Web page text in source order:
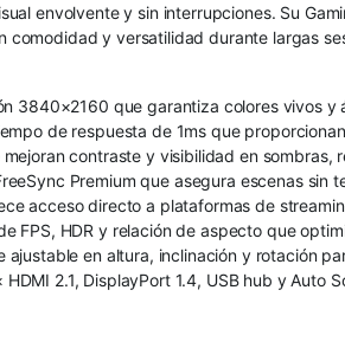
envolvente y sin interrupciones. Su
y versatilidad durante largas
3840×2160 que garantiza colores vivos
de respuesta de 1ms que
contraste y visibilidad en sombras,
Premium que asegura escenas
acceso directo a plataformas de
FPS, HDR y relación de aspecto que
ajustable en altura, inclinación y rotación
2.1, DisplayPort 1.4, USB hub y Auto